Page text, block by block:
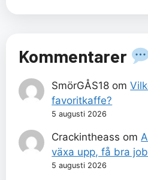
Kommentarer
SmörGÅS18 om
favoritkaffe?
5 augusti 2026
Crackintheass om
växa upp, få bra
5 augusti 2026